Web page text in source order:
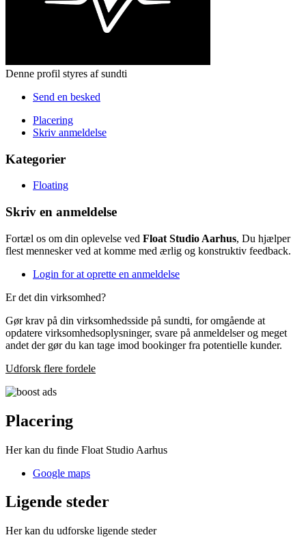
Denne profil styres af sundti
Send en besked
Placering
Skriv anmeldelse
Kategorier
Floating
Skriv en anmeldelse
Fortæl os om din oplevelse ved Float Studio Aarhus, Du hjælper
flest mennesker ved at komme med ærlig og konstruktiv feedback.
Login for at oprette en anmeldelse
Er det din virksomhed?
Gør krav på din virksomhedsside på sundti, for omgående at
opdatere virksomhedsoplysninger, svare på anmeldelser og meget
andet der gør du kan tage imod bookinger fra potentielle kunder.
Udforsk flere fordele
Placering
Her kan du finde Float Studio Aarhus
Google maps
Ligende steder
Her kan du udforske ligende steder